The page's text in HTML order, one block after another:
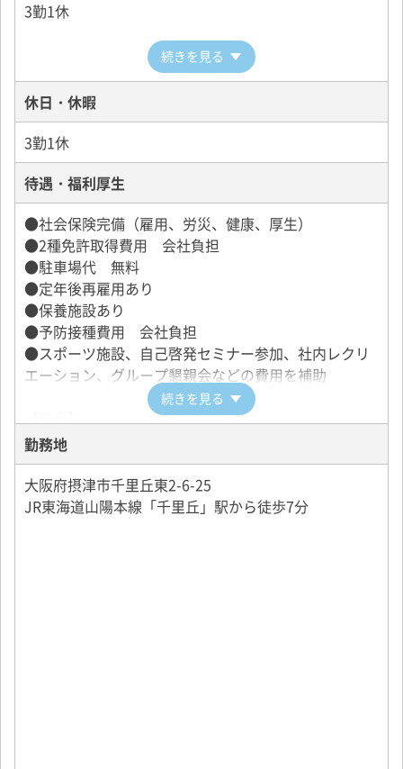
【給与保障制度】
タクシードライバーの給与体系
3勤1休
続きを見る
休日・休暇
3勤1休
待遇・福利厚生
●社会保険完備（雇用、労災、健康、厚生）
●2種免許取得費用 会社負担
●駐車場代 無料
●定年後再雇用あり
●保養施設あり
●予防接種費用 会社負担
●スポーツ施設、自己啓発セミナー参加、社内レクリ
エーション、グループ懇親会などの費用を補助
・乗務手当
・深夜手当
・職能手当
続きを見る
勤務地
大阪府摂津市千里丘東2-6-25
JR東海道山陽本線「千里丘」駅から徒歩7分